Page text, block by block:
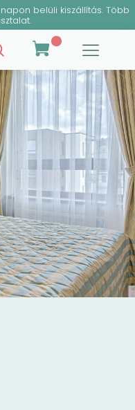
belüli kiszállítás. Több